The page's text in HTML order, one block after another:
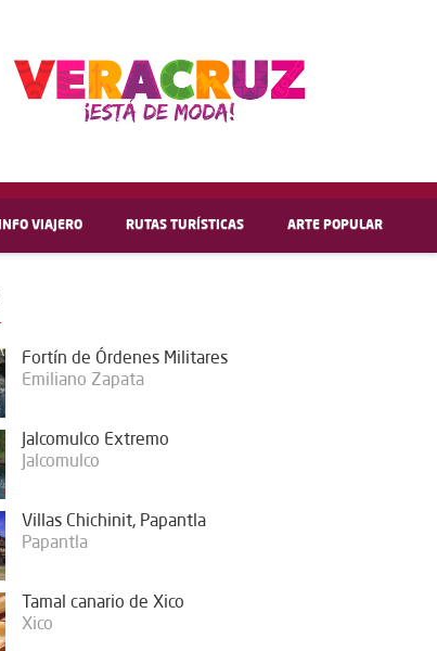
INFO VIAJERO RUTAS TURÍSTICAS ARTE POPULAR
Fortín de Órdenes Militares
Emiliano Zapata
Jalcomulco Extremo
Jalcomulco
Villas Chichinit, Papantla
Papantla
Tamal canario de Xico
Xico